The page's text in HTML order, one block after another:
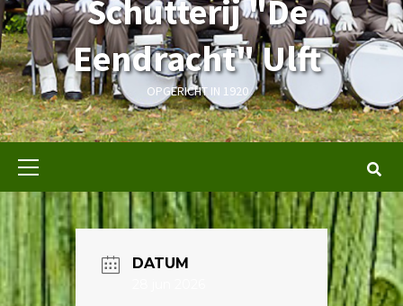
Schutterij "De
Eendracht" Ulft
OPGERICHT IN 1920
Primair
DATUM